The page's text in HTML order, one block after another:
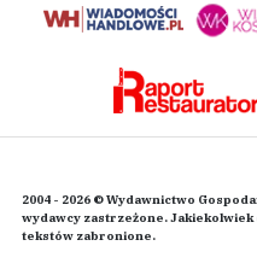
2004 - 2026 © Wydawnictwo
wydawcy zastrzeżone.
tekstów zabronione.